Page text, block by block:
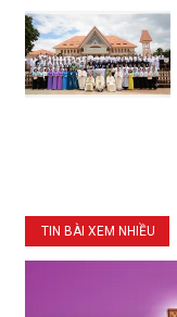
TIN BÀI XEM NHIỀU